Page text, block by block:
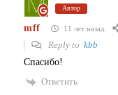
Автор
mff 11 лет назад
Reply to kbb
Спасибо!
Ответить